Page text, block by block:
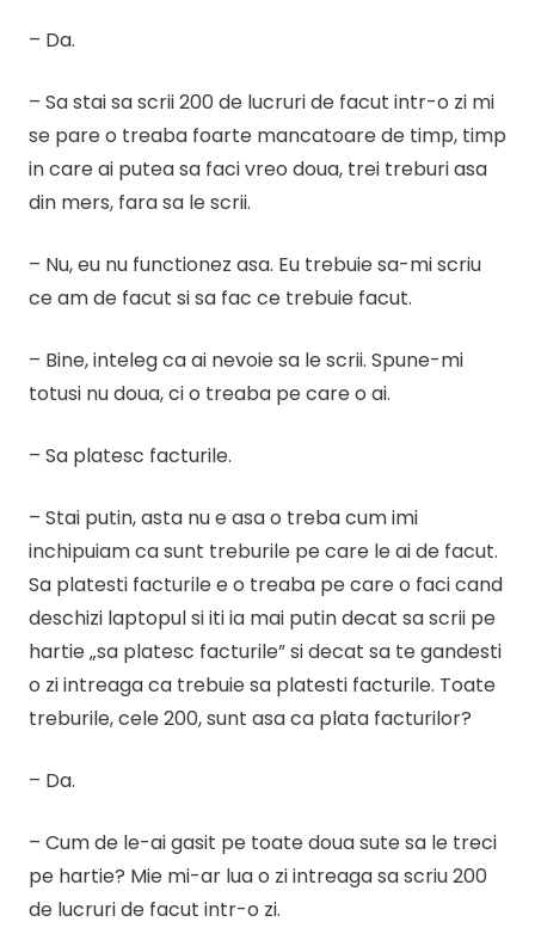
– Da.
– Sa stai sa scrii 200 de lucruri de facut intr-o zi mi
se pare o treaba foarte mancatoare de timp, timp
in care ai putea sa faci vreo doua, trei treburi asa
din mers, fara sa le scrii.
– Nu, eu nu functionez asa. Eu trebuie sa-mi scriu
ce am de facut si sa fac ce trebuie facut.
– Bine, inteleg ca ai nevoie sa le scrii. Spune-mi
totusi nu doua, ci o treaba pe care o ai.
– Sa platesc facturile.
– Stai putin, asta nu e asa o treba cum imi
inchipuiam ca sunt treburile pe care le ai de facut.
Sa platesti facturile e o treaba pe care o faci cand
deschizi laptopul si iti ia mai putin decat sa scrii pe
hartie „sa platesc facturile” si decat sa te gandesti
o zi intreaga ca trebuie sa platesti facturile. Toate
treburile, cele 200, sunt asa ca plata facturilor?
– Da.
– Cum de le-ai gasit pe toate doua sute sa le treci
pe hartie? Mie mi-ar lua o zi intreaga sa scriu 200
de lucruri de facut intr-o zi.